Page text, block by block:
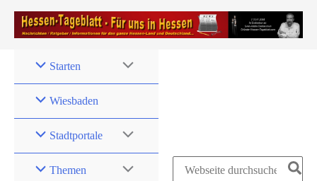
Zum
Inhalt
Starten
Wiesbaden
Stadtportale
Themen Search